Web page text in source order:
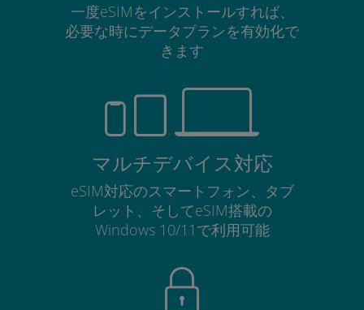
一度eSIMをインストールすれば、
必要な時にデータプランを有効化で
きます
マルチデバイス対応
eSIM対応のスマートフォン、タブ
レット、そしてeSIM搭載の
Windows 10/11で利用可能